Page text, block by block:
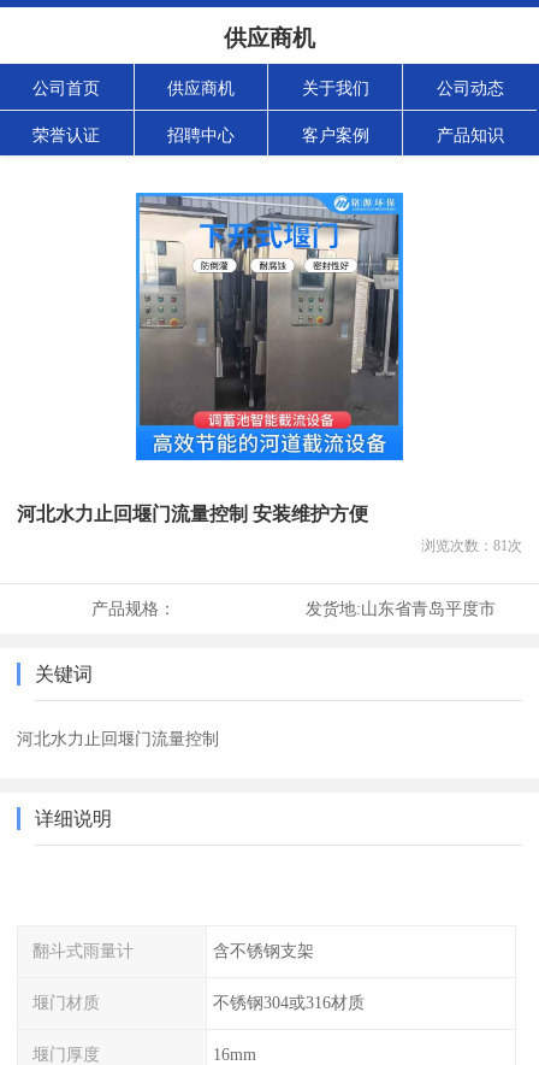
供应商机
公司首页 供应商机 关于我们 公司动态
荣誉认证 招聘中心 客户案例 产品知识
河北水力止回堰门流量控制 安装维护方便
浏览次数： 81次
产品规格： 发货地:山东省青岛平度市
关键词
河北水力止回堰门流量控制
详细说明
翻斗式雨量计 含不锈钢支架
堰门材质 不锈钢304或316材质
堰门厚度 16mm